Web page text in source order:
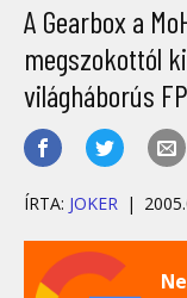
A Gearbox a
megszokottól
világháborús
ÍRTA: JOKER